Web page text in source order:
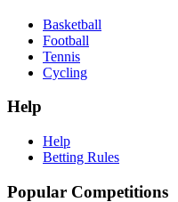
Basketball
Football
Tennis
Cycling
Help
Help
Betting Rules
Popular Competitions